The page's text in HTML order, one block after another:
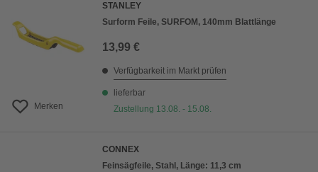
Merken
STANLEY
Surform Feile, SURFOM, 140mm Blattlänge
13,99 €
Verfügbarkeit im Markt prüfen
lieferbar
Zustellung 13.08. - 15.08.
CONNEX
Feinsägfeile, Stahl, Länge: 11,3 cm